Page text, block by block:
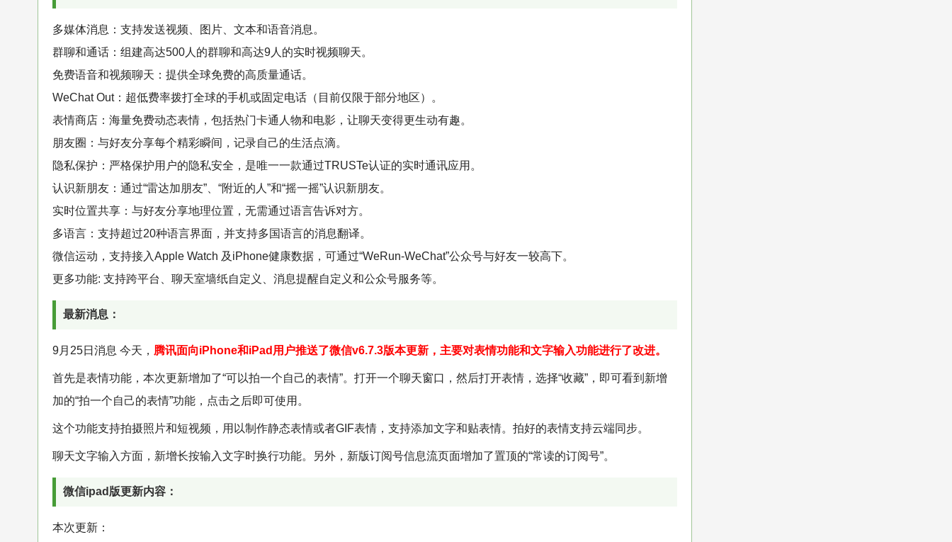
多媒体消息：支持发送视频、图片、文本和语音消息。
群聊和通话：组建高达500人的群聊和高达9人的实时视频聊天。
免费语音和视频聊天：提供全球免费的高质量通话。
WeChat Out：超低费率拨打全球的手机或固定电话（目前仅限于部分地区）。
表情商店：海量免费动态表情，包括热门卡通人物和电影，让聊天变得更生动有趣。
朋友圈：与好友分享每个精彩瞬间，记录自己的生活点滴。
隐私保护：严格保护用户的隐私安全，是唯一一款通过TRUSTe认证的实时通讯应用。
认识新朋友：通过“雷达加朋友”、“附近的人”和“摇一摇”认识新朋友。
实时位置共享：与好友分享地理位置，无需通过语言告诉对方。
多语言：支持超过20种语言界面，并支持多国语言的消息翻译。
微信运动，支持接入Apple Watch 及iPhone健康数据，可通过“WeRun-WeChat”公众号与好友一较高下。
更多功能: 支持跨平台、聊天室墙纸自定义、消息提醒自定义和公众号服务等。
最新消息：
9月25日消息 今天， 腾讯面向iPhone和iPad用户推送了微信v6.7.3版本更新，主要对表情功能和文字输入功能进行了改进。
首先是表情功能，本次更新增加了“可以拍一个自己的表情”。打开一个聊天窗口，然后打开表情，选择“收藏”，即可看到新增
加的“拍一个自己的表情”功能，点击之后即可使用。
这个功能支持拍摄照片和短视频，用以制作静态表情或者GIF表情，支持添加文字和贴表情。拍好的表情支持云端同步。
聊天文字输入方面，新增长按输入文字时换行功能。另外，新版订阅号信息流页面增加了置顶的“常读的订阅号”。
微信ipad版更新内容：
本次更新：